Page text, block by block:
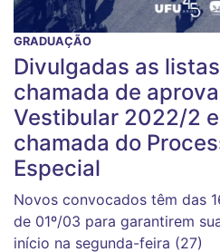
GRADUAÇÃO
Divulgadas as
chamada de
Vestibular 2022/2
chamada do
Especial
Novos convocados têm das
de 01º/03 para garantirem
início na segunda-feira (27)